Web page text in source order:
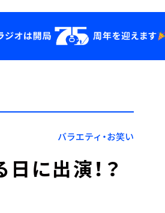
YouTube
会社情報
バラエティ・お笑い
に出演！？